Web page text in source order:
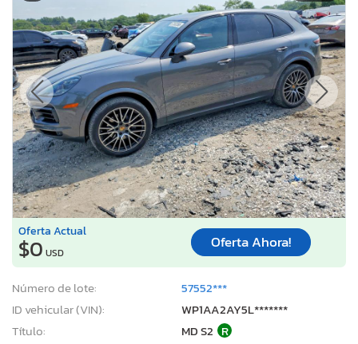
Oferta Actual
$0 USD
Oferta Ahora!
Número de lote:
57552***
ID vehicular (VIN):
WP1AA2AY5L*******
Título:
MD S2 R